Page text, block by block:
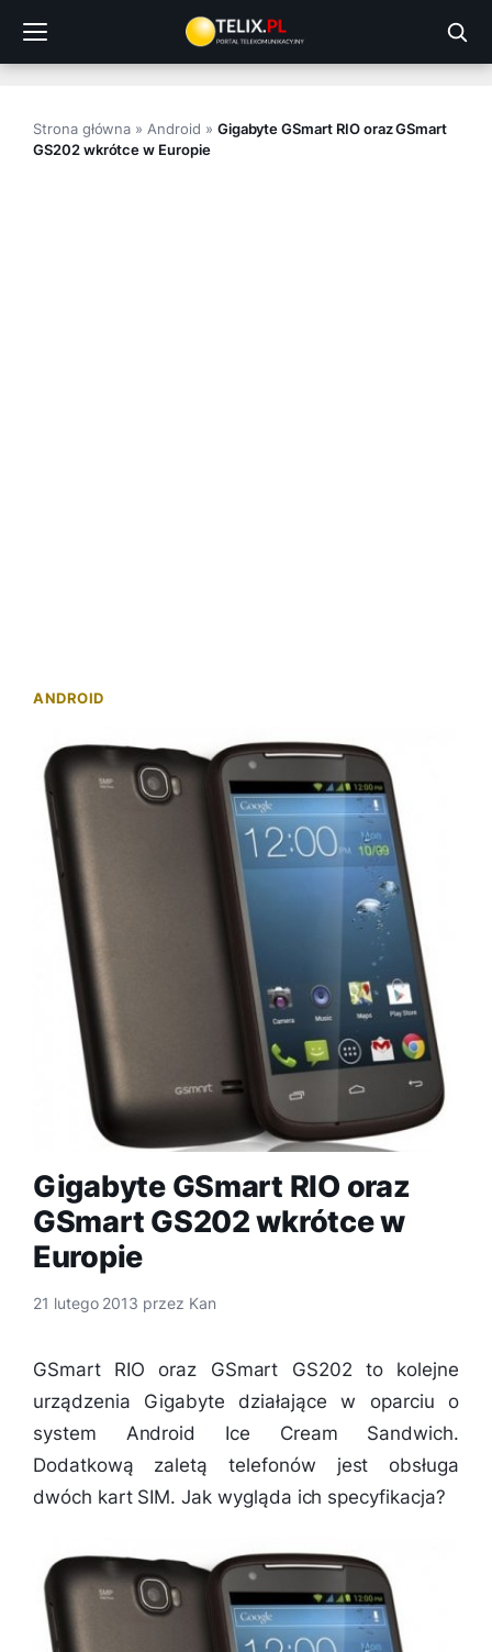
treści
Strona główna » Android » Gigabyte GSmart RIO oraz GSmart
GS202 wkrótce w Europie
ANDROID
Gigabyte GSmart RIO oraz
GSmart GS202 wkrótce w
Europie
21 lutego 2013 przez Kan
GSmart RIO oraz GSmart GS202 to kolejne
urządzenia Gigabyte działające w oparciu o
system Android Ice Cream Sandwich.
Dodatkową zaletą telefonów jest obsługa
dwóch kart SIM. Jak wygląda ich specyfikacja?